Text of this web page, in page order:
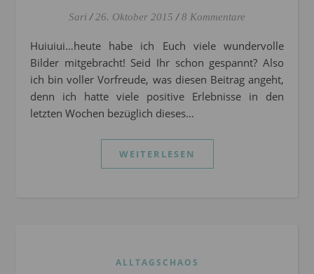
Sari / 26. Oktober 2015 / 8 Kommentare
Huiuiui…heute habe ich Euch viele wundervolle
Bilder mitgebracht! Seid Ihr schon gespannt? Also
ich bin voller Vorfreude, was diesen Beitrag angeht,
denn ich hatte viele positive Erlebnisse in den
letzten Wochen bezüglich dieses…
WEITERLESEN
ALLTAGSCHAOS